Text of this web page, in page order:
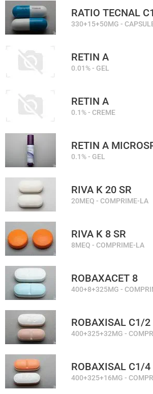
RATIO TECNAL
330+15+50MG -
RETIN A
0.01% - GEL
RETIN A
0.1% - CREME
RETIN A
0.1% - GEL
RIVA K 20 SR
20MEQ - COMPRIME-LA
RIVA K 8 SR
8MEQ - COMPRIME-LA
ROBAXACET 8
400+8+325MG -
ROBAXISAL C1/2
400+325+32MG -
ROBAXISAL C1/4
400+325+16MG -